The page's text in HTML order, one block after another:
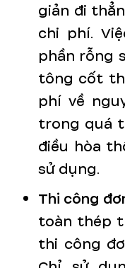
giản đi
chi phí.
phần rỗng
tông cốt
phí về
trong quá
điều hòa
sử dụng.
Thi công
toàn thép
thi công